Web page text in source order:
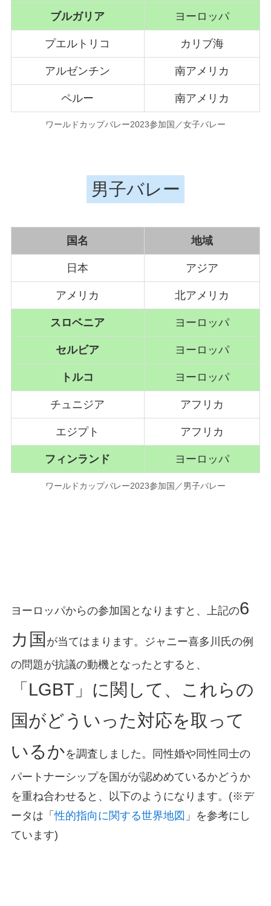
ブルガリア ヨーロッパ
プエルトリコ カリブ海
アルゼンチン 南アメリカ
ペルー 南アメリカ
ワールドカップバレー2023参加国／女子バレー
男子バレー
国名 地域
日本 アジア
アメリカ 北アメリカ
スロベニア ヨーロッパ
セルビア ヨーロッパ
トルコ ヨーロッパ
チュニジア アフリカ
エジプト アフリカ
フィンランド ヨーロッパ
ワールドカップバレー2023参加国／男子バレー
ヨーロッパからの参加国となりますと、上記の6
カ国 が当てはまります。ジャニー喜多川氏の例
の問題が抗議の動機となったとすると、
「LGBT」に関して、これらの
国がどういった対応を取って
いるかを調査しました。同性婚や同性同士の
パートナーシップを国がが認めめているかどうか
を重ね合わせると、以下のようになります。(※デ
ータは「性的指向に関する世界地図 」を参考にし
ています)